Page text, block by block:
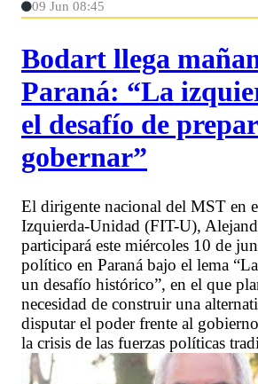
09 Jun 08:45
Bodart llega
Paraná: “La
el desafío de
gobernar”
El dirigente nacional del MST en
Izquierda-Unidad (FIT-U),
participará este miércoles 10 de
político en Paraná bajo el lema
un desafío histórico”, en el que
necesidad de construir una
disputar el poder frente al
la crisis de las fuerzas políticas